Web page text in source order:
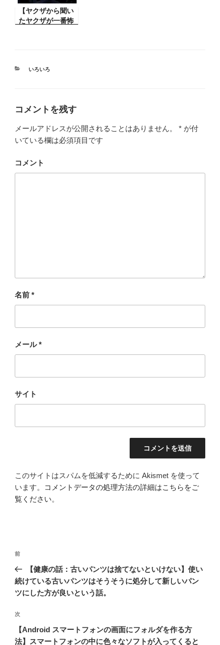
【ヤクザから聞い
たヤクザが一番怖
カ
ー
いろいろ
コメントを残す
メールアドレスが公開されることはありません。 * が付
いている欄は必須項目です
コメント
名前 *
メール*
サイト
このサイトはスパムを低減するために Akismet を使って
います。
コメントデータの処理方法の詳細はこちらをご
覧ください。
投
ナ
ビ
ー
シ
前
の
投
稿
前
【健康の話：古いパンツは捨てないといけない】使い
続けている古いパンツはそうそうに処分して新しいパン
ツにした方が良いという話。
次
の
投
次
【Android スマートフォンの画面にフォルダを作る方
法】スマートフォンの中に色々なソフトが入ってくると